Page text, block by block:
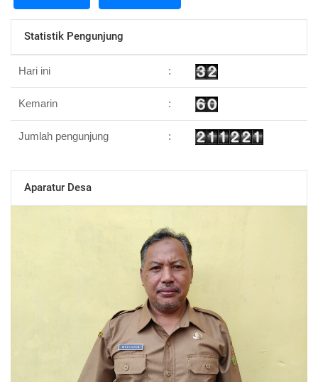
Statistik Pengunjung
Hari ini :
Kemarin :
Jumlah pengunjung :
Aparatur Desa